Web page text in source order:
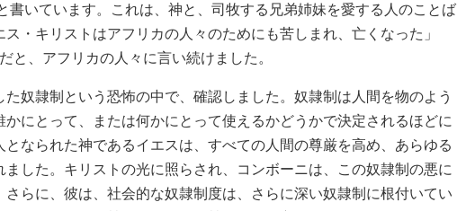
書いています。これは、神と、司牧する兄弟姉妹を愛する人のことば
・キリストはアフリカの人々のためにも苦しまれ、亡くなった」
と、アフリカの人々に言い続けました。
奴隷制という恐怖の中で、確認しました。奴隷制は人間を物のよう
にとって、または何かにとって使えるかどうかで決定されるほどに
なられた神であるイエスは、すべての人間の尊厳を高め、あらゆる
した。キリストの光に照らされ、コンボーニは、この奴隷制の悪に
らに、彼は、社会的な奴隷制度は、さらに深い奴隷制に根付いてい